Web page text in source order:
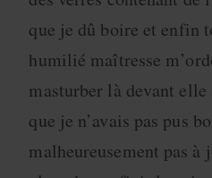
que je dû boire et enfin
humilié maîtresse
masturber là devant
que je n’avais pas pus
malheureusement pas